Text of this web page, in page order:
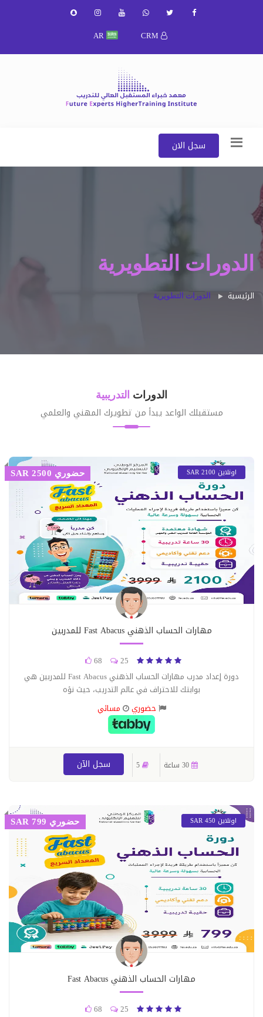
CRM
AR
سجل الان
الدورات التطويرية
الرئيسية الدورات التطويرية
الدوراتالتدريبية
مستقبلك الواعد يبدأ من تطويرك المهني والعلمي
حضوري 2500 SAR اونلاين 2100 SAR
مهارات الحساب الذهني Fast Abacus للمدربين
25
68
دورة إعداد مدرب مهارات الحساب الذهني Fast Abacus للمدربين هي
بوابتك للاحتراف في عالم التدريب، حيث نؤه
حضوري مسائي
30 ساعة 5 سجل الآن
حضوري 799 SAR اونلاين 450 SAR
مهارات الحساب الذهني Fast Abacus
25
68